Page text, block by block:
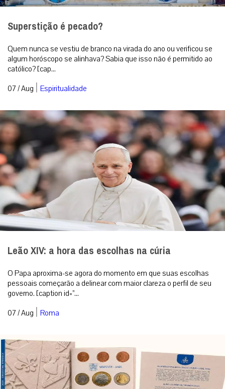
Superstição é pecado?
Quem nunca se vestiu de branco na virada do ano ou verificou se
algum horóscopo se alinhava? Sabia que isso não é permitido ao
católico? [cap...
07 / Aug | Espiritualidade
Leão XIV: a hora das escolhas na cúria
O Papa aproxima-se agora do momento em que suas escolhas
pessoais começarão a delinear com maior clareza o perfil de seu
governo. [caption id=”...
07 / Aug | Roma